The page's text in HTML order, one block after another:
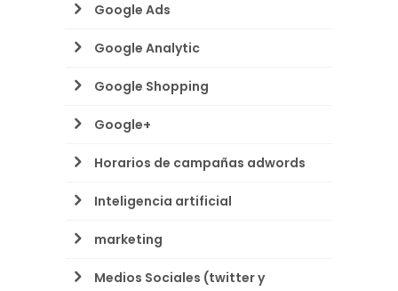
Google Ads
Google Analytic
Google Shopping
Google+
Horarios de campañas adwords
Inteligencia artificial
marketing
Medios Sociales (twitter y